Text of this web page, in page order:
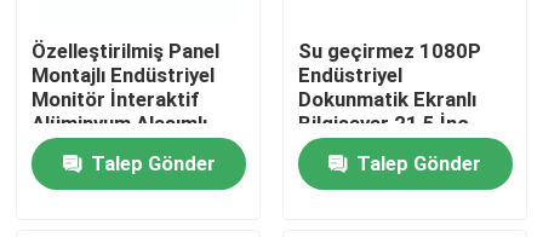
Kalite kontrol
Bize ulaşın
Özelleştirilmiş Panel
Montajlı Endüstriyel
Monitör İnteraktif
Alüminyum Alaşımlı
Malzeme
Talep Gönder
Su geçirmez 1080P
Endüstriyel
Dokunmatik Ekranlı
Bilgisayar 21,5 İnç
Boyut
Talep Gönder